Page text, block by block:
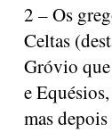
2 – Os
Celtas
Gróvio
e
mas